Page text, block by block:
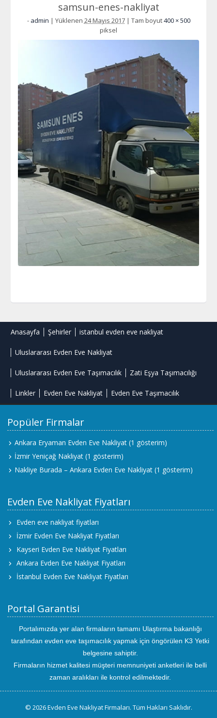
samsun-enes-nakliyat
- admin | Yüklenen 24 Mayıs 2017 | Tam boyut400 × 500
piksel
Anasayfa Şehirler istanbul evden eve nakliyat
Uluslararası Evden Eve Nakliyat
Uluslararası Evden Eve Taşımacılık Zati Eşya Taşımacılığı
Linkler Evden Eve Nakliyat Evden Eve Taşımacılık
Popüler Firmalar
Ankara Eryaman Evden Eve Nakliyat (1 gösterim)
İzmir Yeniçağ Nakliyat (1 gösterim)
Nakliye Burada – Ankara Evden Eve Nakliyat (1 gösterim)
Evden Eve Nakliyat Fiyatları
Evden eve nakliyat fiyatları
İzmir Evden Eve Nakliyat Fiyatları
Kayseri Evden Eve Nakliyat Fiyatları
Ankara Evden Eve Nakliyat Fiyatları
İstanbul Evden Eve Nakliyat Fiyatları
Portal Garantisi
Portalımızda yer alan firmaların tamamı Ulaştırma bakanlığı
tarafından evden eve taşımacılık yapmak için öngörülen K3 Yetki
belgesine sahiptir.
Firmaların hizmet kalitesi müşteri memnuniyeti anketleri ile belli
zaman aralıkları ile kontrol edilmektedir.
© 2026 Evden Eve Nakliyat Firmaları. Tüm Hakları Saklıdır.